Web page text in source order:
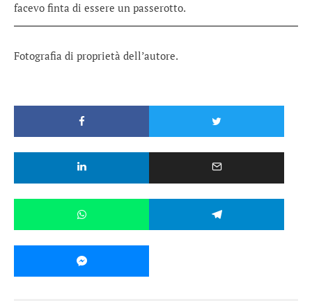
facevo finta di essere un passerotto.
Fotografia di proprietà dell’autore.